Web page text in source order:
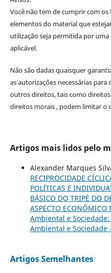
Você não tem de cumprir com
elementos do material que
utilização seja permitida por
aplicável.
Não são dadas quaisquer
as autorizações necessárias
outros direitos, tais como
direitos morais , podem limitar o
Artigos mais lidos pelo
Alexander Marques
RECIPROCIDADE
POLÍTICAS E
BÁSICO DO TRIPÉ DO
ASPECTO ECONÔMICO
Ambiental e
Ambiental e Sociedade
Artigos Semelhantes